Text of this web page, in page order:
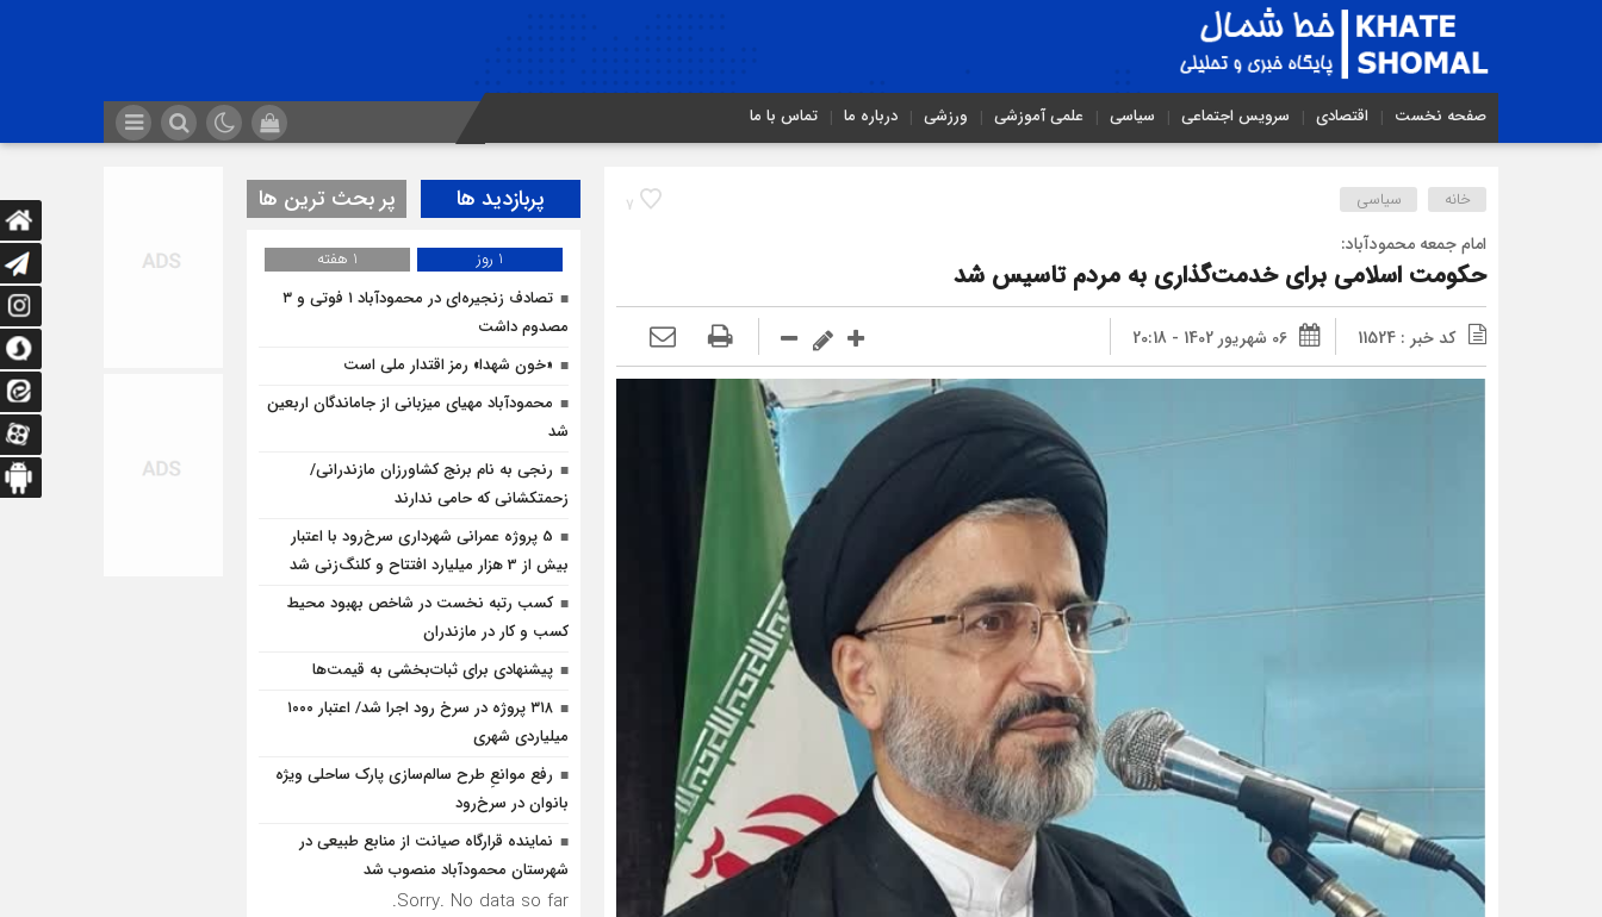
صفحه نخست اقتصادی سرویس اجتماعی سیاسی علمی آموزشی ورزشی درباره ما تماس با ما
7 خانه سیاسی
امام جمعه محمودآباد:
حکومت اسلامی برای خدمت‌گذاری به مردم تاسیس شد
کد خبر : 11524 06 شهریور 1402 - 20:18
پربازدید ها پر بحث ترین ها
1 روز
1 هفته
تصادف زنجیره‌ای در محمودآباد ۱ فوتی و ۳
مصدوم داشت
«خون شهدا» رمز اقتدار ملی است
محمودآباد مهیای میزبانی از جاماندگان اربعین
شد
رنجی به نام برنج کشاورزان مازندرانی/
زحمتکشانی که حامی ندارند
5 پروژه‌ عمرانی شهرداری سرخ‌رود با اعتبار
بیش از 3 هزار میلیارد افتتاح و کلنگ‌زنی شد
کسب رتبه نخست در شاخص بهبود محیط
کسب و کار در مازندران
پیشنهادی برای ثبات‌بخشی به قیمت‌ها
۳۱۸ پروژه در سرخ رود اجرا شد/ اعتبار ۱۰۰۰
میلیاردی شهری
رفع موانع‌ِ طرح سالم‌سازی پارک ساحلی ویژه
بانوان در سرخ‌رود
نماینده قرارگاه صیانت از منابع طبیعی در
شهرستان محمودآباد منصوب شد
Sorry. No data so far.